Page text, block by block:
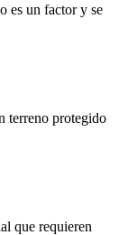
es un factor y se
terreno protegido
que requieren